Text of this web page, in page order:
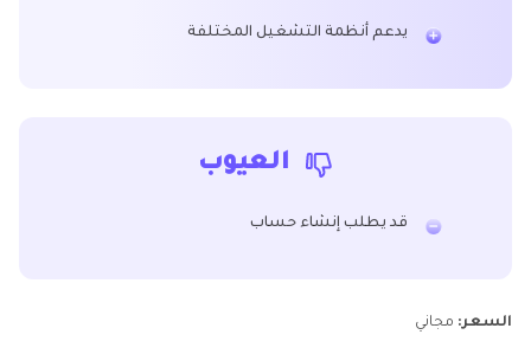
يدعم أنظمة التشغيل المختلفة
العيوب
قد يطلب إنشاء حساب
السعر: مجاني